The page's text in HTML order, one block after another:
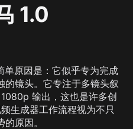
1.0
单原因是：它似乎专为完成
的镜头。它专注于多镜头叙
输出，这也是许多创
生成器工作流程视为不只
原因。